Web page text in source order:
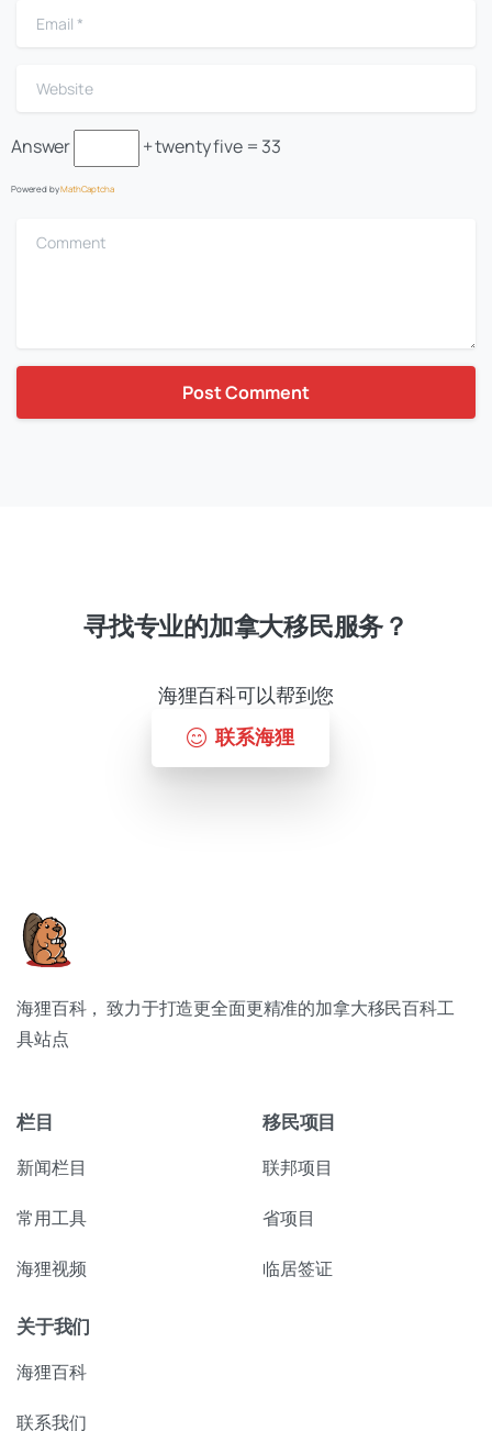
Email
Website
Answer + twenty five = 33
Powered byMathCaptcha
Comment
寻找专业的加拿大移民服务？
海狸百科可以帮到您
联系海狸
海狸百科， 致力于打造更全面更精准的加拿大移民百科工
具站点
栏目
新闻栏目
常用工具
海狸视频
移民项目
联邦项目
省项目
临居签证
关于我们
海狸百科
联系我们